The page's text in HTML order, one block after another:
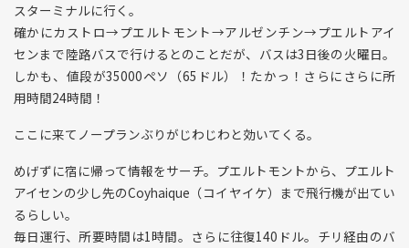
スターミナルに行く。
確かにカストロ→プエルトモント→アルゼンチン→プエルトアイ
センまで陸路バスで行けるとのことだが、バスは3日後の火曜日。
しかも、値段が35000ペソ（65ドル）！たかっ！さらにさらに所
用時間24時間！
ここに来てノープランぶりがじわじわと効いてくる。
めげずに宿に帰って情報をサーチ。プエルトモントから、プエルト
アイセンの少し先のCoyhaique（コイヤイケ）まで飛行機が出てい
るらしい。
毎日運行、所要時間は1時間。さらに往復140ドル。チリ経由のバ